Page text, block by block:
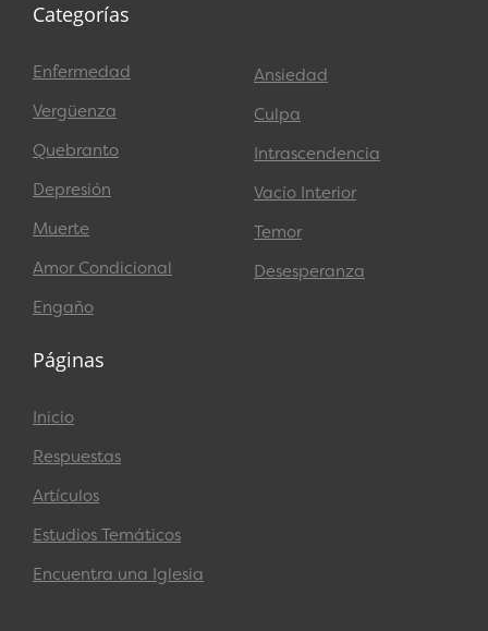
Categorías
Enfermedad
Vergüenza
Quebranto
Depresión
Muerte
Amor Condicional
Engaño
Ansiedad
Culpa
Intrascendencia
Vacío Interior
Temor
Desesperanza
Páginas
Inicio
Respuestas
Artículos
Estudios Temáticos
Encuentra una Iglesia